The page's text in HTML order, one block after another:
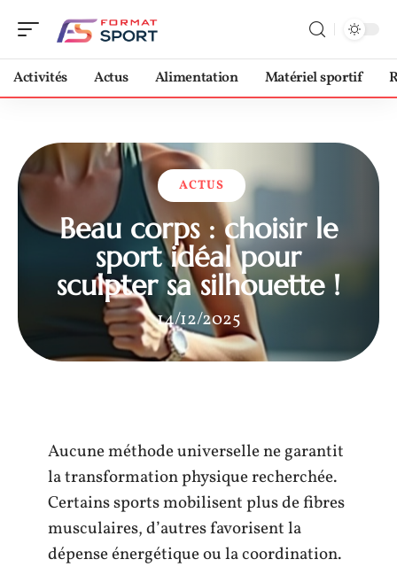
Activités Actus Alimentation Matériel sportif
ACTUS
Beau corps : choisir le
sport idéal pour
sculpter sa silhouette !
14/12/2025
Aucune méthode universelle ne garantit
la transformation physique recherchée.
Certains sports mobilisent plus de fibres
musculaires, d’autres favorisent la
dépense énergétique ou la coordination.